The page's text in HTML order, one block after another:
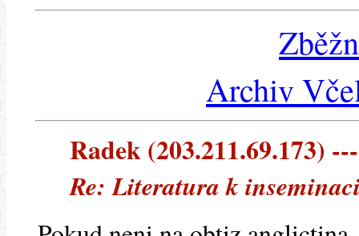
Archiv
Radek (203.211.69.173)
Re: Literatura k